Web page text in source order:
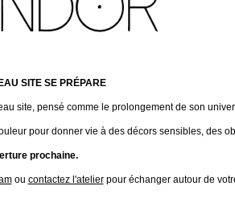
SITE SE PRÉPARE
site, pensé comme le prolongement de son
pour donner vie à des décors sensibles, des
prochaine.
ou contactez l'atelierpour échanger autour de